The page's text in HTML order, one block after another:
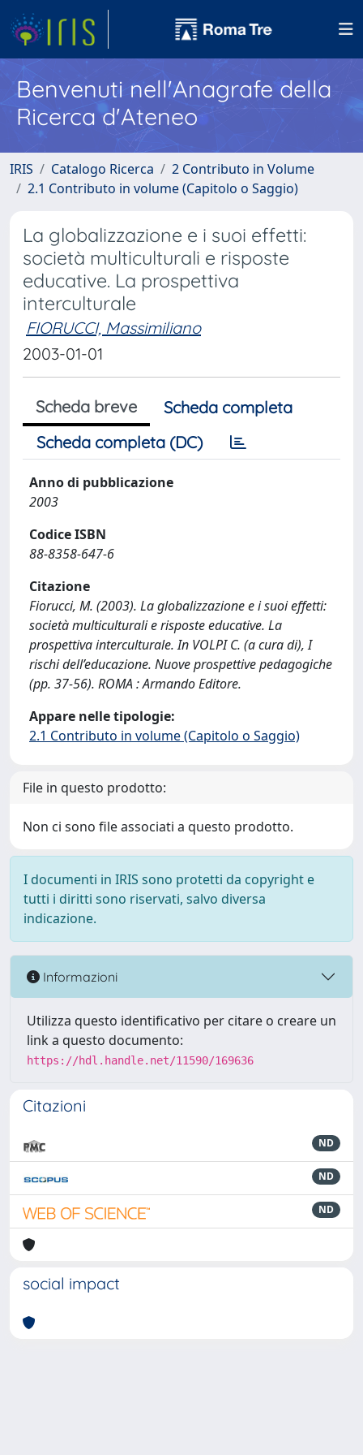
Benvenuti nell'Anagrafe della
Ricerca d'Ateneo
IRIS Catalogo Ricerca
2 Contributo in Volume
2.1 Contributo in volume (Capitolo o Saggio)
La globalizzazione e i suoi effetti:
società multiculturali e risposte
educative. La prospettiva
interculturale
FIORUCCI, Massimiliano
2003-01-01
Scheda breve
Scheda completa
Scheda completa (DC)
Anno di pubblicazione
2003
Codice ISBN
88-8358-647-6
Citazione
Fiorucci, M. (2003). La globalizzazione e i suoi effetti:
società multiculturali e risposte educative. La
prospettiva interculturale. In VOLPI C. (a cura di), I
rischi dell’educazione. Nuove prospettive pedagogiche
(pp. 37-56). ROMA : Armando Editore.
Appare nelle tipologie:
2.1 Contributo in volume (Capitolo o Saggio)
File in questo prodotto:
Non ci sono file associati a questo prodotto.
I documenti in IRIS sono protetti da copyright e
tutti i diritti sono riservati, salvo diversa
indicazione.
Informazioni
Utilizza questo identificativo per citare o creare un
link a questo documento:
https://hdl.handle.net/11590/169636
Citazioni
ND
ND
ND
social impact